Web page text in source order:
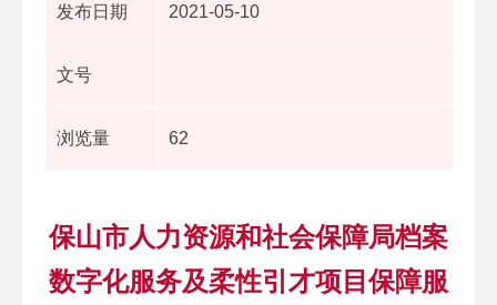
发布日期 2021-05-10
文号
浏览量 62
保山市人力资源和社会保障局档案
数字化服务及柔性引才项目保障服